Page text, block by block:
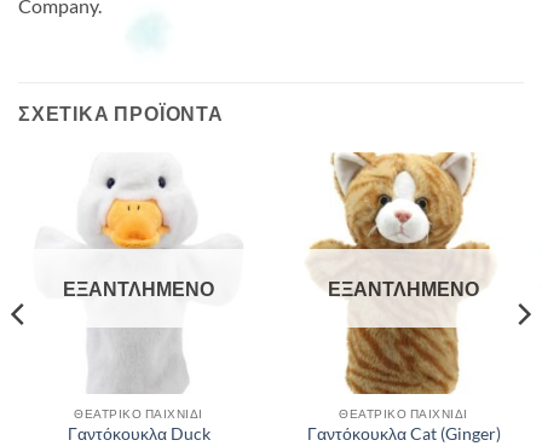
Company.
ΣΧΕΤΙΚΆ ΠΡΟΪΌΝΤΑ
ΕΞΑΝΤΛΗΜΈΝΟ
ΘΕΑΤΡΙΚΌ ΠΑΙΧΝΊΔΙ
Γαντόκουκλα Duck
ΕΞΑΝΤΛΗΜΈΝΟ
ΘΕΑΤΡΙΚΌ ΠΑΙΧΝΊΔΙ
Γαντόκουκλα Cat (Ginger)